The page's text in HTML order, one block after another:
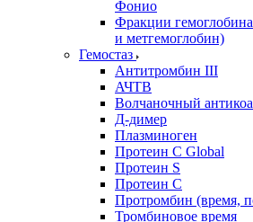
Фонио
Фракции
и метгемоглобин)
Гемостаз
Антитромбин III
АЧТВ
Волчаночный
Д-димер
Плазминоген
Протеин C Global
Протеин S
Протеин С
Протромбин (время,
Тромбиновое время